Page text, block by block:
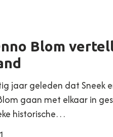
Blom
jaar geleden dat Sneek
gaan met elkaar in
historische…